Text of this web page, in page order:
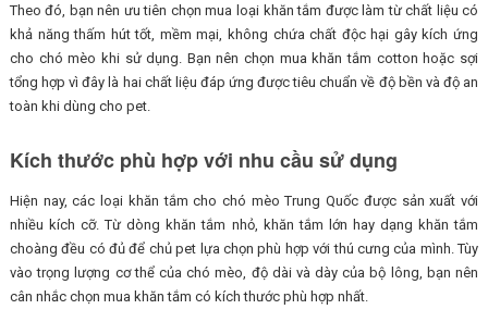
Theo đó, bạn nên ưu tiên chọn mua loại khăn tắm được làm từ chất liệu có
khả năng thấm hút tốt, mềm mại, không chứa chất độc hại gây kích ứng
cho chó mèo khi sử dụng. Bạn nên chọn mua khăn tắm cotton hoặc sợi
tổng hợp vì đây là hai chất liệu đáp ứng được tiêu chuẩn về độ bền và độ an
toàn khi dùng cho pet.
Kích thước phù hợp với nhu cầu sử dụng
Hiện nay, các loại khăn tắm cho chó mèo Trung Quốc được sản xuất với
nhiều kích cỡ. Từ dòng khăn tắm nhỏ, khăn tắm lớn hay dạng khăn tắm
choàng đều có đủ để chủ pet lựa chọn phù hợp với thú cưng của mình. Tùy
vào trọng lượng cơ thể của chó mèo, độ dài và dày của bộ lông, bạn nên
cân nhắc chọn mua khăn tắm có kích thước phù hợp nhất.